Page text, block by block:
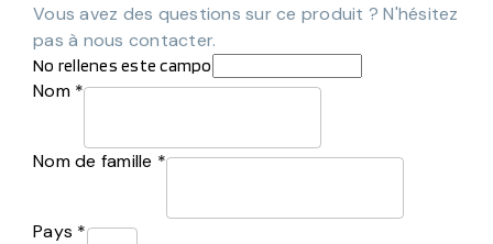
Vous avez des questions sur ce produit ? N'hésitez
pas à nous contacter.
No rellenes este campo
Nom *
Nom de famille *
Pays *